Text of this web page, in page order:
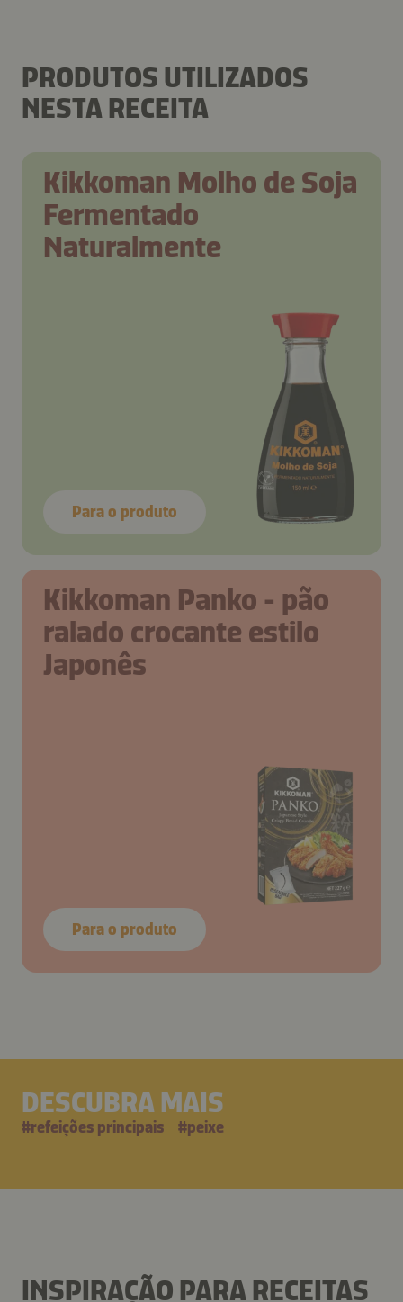
PRODUTOS UTILIZADOS
NESTA RECEITA
Kikkoman Molho de Soja
Fermentado
Naturalmente
Para o produto
Kikkoman Panko - pão
ralado crocante estilo
Japonês
Para o produto
DESCUBRA MAIS
#refeições principais #peixe
INSPIRAÇÃO PARA RECEITAS